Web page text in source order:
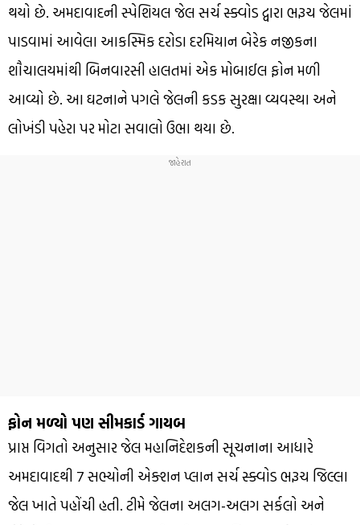
થયો છે. અમદાવાદની સ્પેશિયલ જેલ સર્ચ સ્ક્વોડ દ્વારા ભરૂચ જેલમાં
પાડવામાં આવેલા આકસ્મિક દરોડા દરમિયાન બેરેક નજીકના
શૌચાલયમાંથી બિનવારસી હાલતમાં એક મોબાઈલ ફોન મળી
આવ્યો છે. આ ઘટનાને પગલે જેલની કડક સુરક્ષા વ્યવસ્થા અને
લોખંડી પહેરા પર મોટા સવાલો ઉભા થયા છે.
ફોન મળ્યો પણ સીમકાર્ડ ગાયબ
પ્રાપ્ત વિગતો અનુસાર જેલ મહાનિદેશકની સૂચનાના આધારે
અમદાવાદથી 7 સભ્યોની એક્શન પ્લાન સર્ચ સ્ક્વોડ ભરૂચ જિલ્લા
જેલ ખાતે પહોંચી હતી. ટીમે જેલના અલગ-અલગ સર્કલો અને